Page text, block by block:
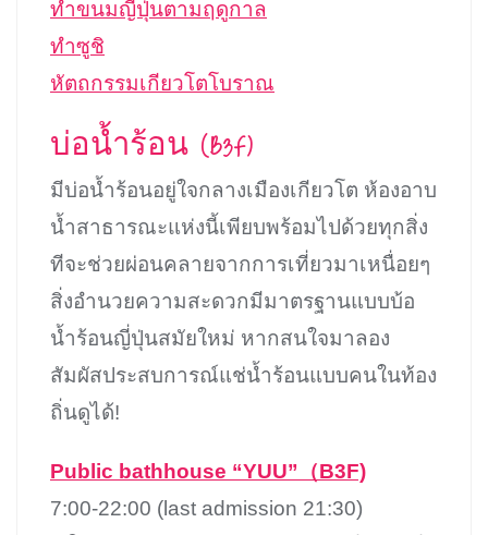
ทำขนมญี่ปุ่นตามฤดูกาล
ทำซูชิ
หัตถกรรมเกียวโตโบราณ
บ่อน้ำร้อน (B3F)
มีบ่อน้ำร้อนอยู่ใจกลางเมืองเกียวโต ห้องอาบ
น้ำสาธารณะแห่งนี้เพียบพร้อมไปด้วยทุกสิ่ง
ทีจะช่วยผ่อนคลายจากการเที่ยวมาเหนื่อยๆ
สิ่งอำนวยความสะดวกมีมาตรฐานแบบบ้อ
น้ำร้อนญี่ปุ่นสมัยใหม่ หากสนใจมาลอง
สัมผัสประสบการณ์แช่น้ำร้อนแบบคนในท้อง
ถิ่นดูได้!
Public bathhouse “YUU”（B3F)
7:00-22:00 (last admission 21:30)